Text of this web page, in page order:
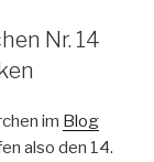
Nr. 14
im Blog
also den 14.